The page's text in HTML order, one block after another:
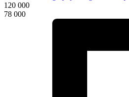
120 000
78 000